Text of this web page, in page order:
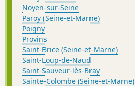
Noyen-sur-Seine
Paroy (Seine-et-Marne)
Poigny
Provins
Saint-Brice (Seine-et-Marne)
Saint-Loup-de-Naud
Saint-Sauveur-lès-Bray
Sainte-Colombe (Seine-et-Marne)